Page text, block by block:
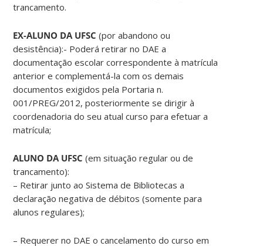
trancamento.
EX-ALUNO DA UFSC (por abandono ou
desistência):- Poderá retirar no DAE a
documentação escolar correspondente à matrícula
anterior e complementá-la com os demais
documentos exigidos pela Portaria n.
001/PREG/2012, posteriormente se dirigir à
coordenadoria do seu atual curso para efetuar a
matrícula;
ALUNO DA UFSC (em situação regular ou de
trancamento):
– Retirar junto ao Sistema de Bibliotecas a
declaração negativa de débitos (somente para
alunos regulares);
– Requerer no DAE o cancelamento do curso em